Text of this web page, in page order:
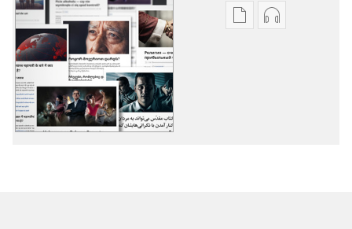
UstawieniaUstawienia